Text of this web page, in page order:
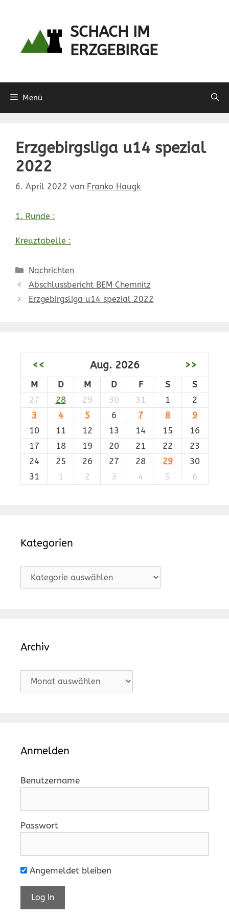
SCHACH IM
ERZGEBIRGE
Menü
Erzgebirgsliga u14 spezial
2022
6. April 2022 von Franko Haugk
1. Runde :
Kreuztabelle :
Kategorien
Nachrichten
Abschlussbericht BEM Chemnitz
Erzgebirgsliga u14 spezial 2022
<< Aug. 2026 >>
M D M D F S
S
27
28 29 30 31 1
2
3
4 5 6 7 8
9
10
11 12 13 14 15
16
17
18 19 20 21 22
23
24
25 26 27 28 29
30
31
1 2 3 4 5 6
Kategorien
Kategorien
Archiv
Archiv
Anmelden
Benutzername
Passwort
Angemeldet bleiben